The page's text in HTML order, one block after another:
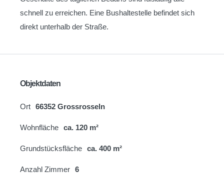
schnell zu erreichen. Eine Bushaltestelle befindet sich
direkt unterhalb der Straße.
Objektdaten
Ort 66352 Grossrosseln
Wohnfläche ca. 120 m²
Grundstücksfläche ca. 400 m²
Anzahl Zimmer 6